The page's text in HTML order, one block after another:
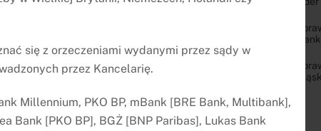
się z orzeczeniami wydanymi przez sądy w
przez Kancelarię.
Millennium, PKO BP, mBank [BRE Bank, Multibank],
Bank [PKO BP], BGŻ [BNP Paribas], Lukas Bank
Wyrok
Erste
Wyrok
Bank